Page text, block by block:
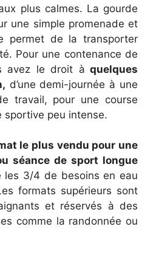
plus calmes. La gourde
une simple promenade et
permet de la transporter
Pour une contenance de
avez le droit à quelques
d’une demi-journée à une
travail, pour une course
sportive peu intense.
le plus vendu pour une
séance de sport longue
les 3/4 de besoins en eau
formats supérieurs sont
et réservés à des
comme la randonnée ou